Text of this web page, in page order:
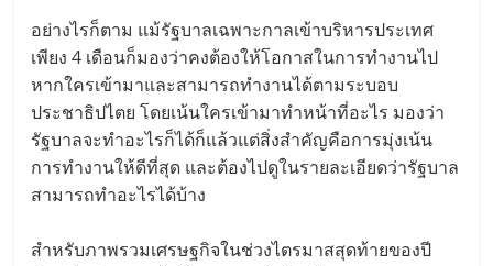
อย่างไรก็ตาม แม้รัฐบาลเฉพาะกาลเข้าบริหารประเทศ
เพียง 4 เดือนก็มองว่าคงต้องให้โอกาสในการทำงานไป
หากใครเข้ามาและสามารถทำงานได้ตามระบอบ
ประชาธิปไตย โดยเน้นใครเข้ามาทำหน้าที่อะไร มองว่า
รัฐบาลจะทำอะไรก็ได้ก็แล้วแต่สิ่งสำคัญคือการมุ่งเน้น
การทำงานให้ดีที่สุด และต้องไปดูในรายละเอียดว่ารัฐบาล
สามารถทำอะไรได้บ้าง
สำหรับภาพรวมเศรษฐกิจในช่วงไตรมาสสุดท้ายของปี